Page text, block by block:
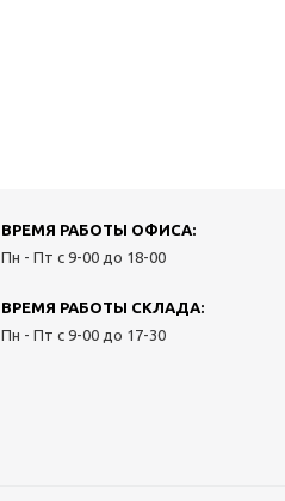
ВРЕМЯ РАБОТЫ ОФИСА:
Пн - Пт с 9-00 до 18-00
ВРЕМЯ РАБОТЫ СКЛАДА:
Пн - Пт с 9-00 до 17-30